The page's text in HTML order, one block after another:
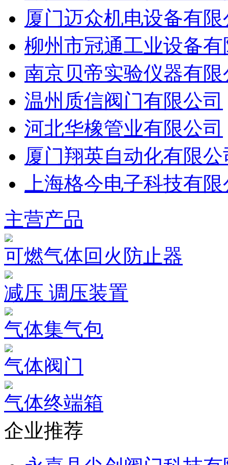
厦门迈众机电设备有
柳州市冠通工业设备
南京贝帝实验仪器有限
温州质信阀门有限公司
河北华橡管业有限公司
厦门翔英自动化有限公
上海格今电子科技有
主营产品
可燃气体回火防止器
减压 调压装置
气体集气包
气体阀门
气体终端箱
企业推荐